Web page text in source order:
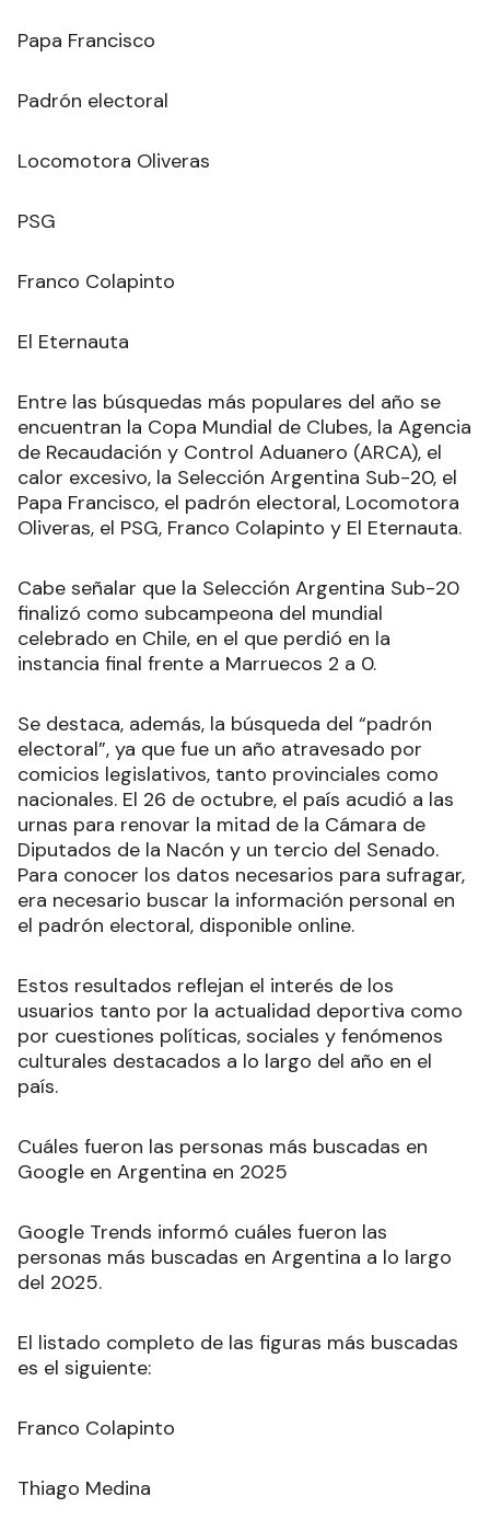
Papa Francisco
Padrón electoral
Locomotora Oliveras
PSG
Franco Colapinto
El Eternauta
Entre las búsquedas más populares del año se
encuentran la Copa Mundial de Clubes, la Agencia
de Recaudación y Control Aduanero (ARCA), el
calor excesivo, la Selección Argentina Sub-20, el
Papa Francisco, el padrón electoral, Locomotora
Oliveras, el PSG, Franco Colapinto y El Eternauta.
Cabe señalar que la Selección Argentina Sub-20
finalizó como subcampeona del mundial
celebrado en Chile, en el que perdió en la
instancia final frente a Marruecos 2 a 0.
Se destaca, además, la búsqueda del “padrón
electoral”, ya que fue un año atravesado por
comicios legislativos, tanto provinciales como
nacionales. El 26 de octubre, el país acudió a las
urnas para renovar la mitad de la Cámara de
Diputados de la Nacón y un tercio del Senado.
Para conocer los datos necesarios para sufragar,
era necesario buscar la información personal en
el padrón electoral, disponible online.
Estos resultados reflejan el interés de los
usuarios tanto por la actualidad deportiva como
por cuestiones políticas, sociales y fenómenos
culturales destacados a lo largo del año en el
país.
Cuáles fueron las personas más buscadas en
Google en Argentina en 2025
Google Trends informó cuáles fueron las
personas más buscadas en Argentina a lo largo
del 2025.
El listado completo de las figuras más buscadas
es el siguiente:
Franco Colapinto
Thiago Medina